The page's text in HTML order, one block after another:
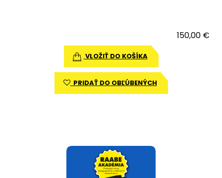
150,00 €
VLOŽIŤ DO KOŠÍKA
PRIDAŤ DO OBĽÚBENÝCH